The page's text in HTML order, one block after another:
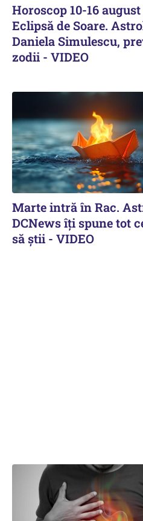
Horoscop 10-16 august
Eclipsă de Soare.
Daniela Simulescu,
zodii - VIDEO
Marte intră în Rac.
DCNews îți spune tot
să știi - VIDEO